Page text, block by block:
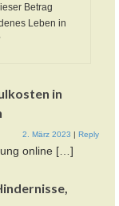
Betrag
Leben in
in
2. März 2023 | Reply
online […]